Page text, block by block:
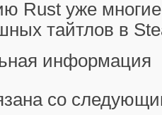
Rust уже
тайтлов в
информация
со